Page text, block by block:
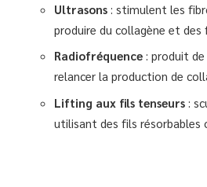
Ultrasons : stimulent les
produire du collagène et des
Radiofréquence : produit
relancer la production de
Lifting aux fils tenseurs :
utilisant des fils résorbables